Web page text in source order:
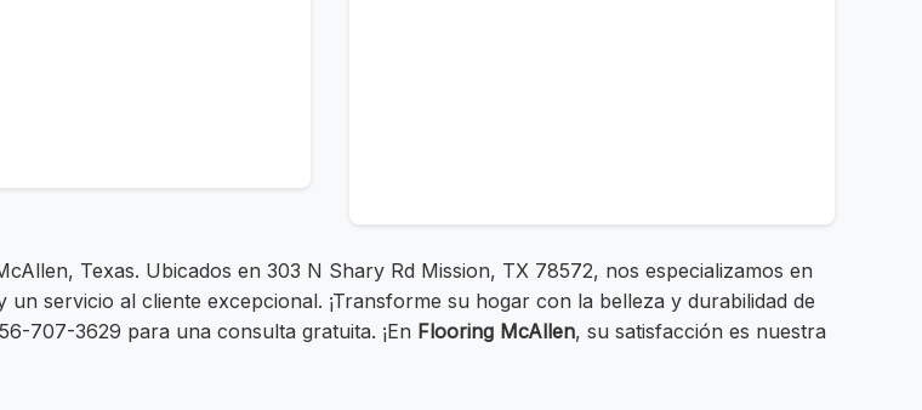
Texas. Ubicados en 303 N Shary Rd Mission, TX 78572, nos especializamos en
servicio al cliente excepcional. ¡Transforme su hogar con la belleza y durabilidad de
707-3629 para una consulta gratuita. ¡En Flooring McAllen, su satisfacción es nuestra